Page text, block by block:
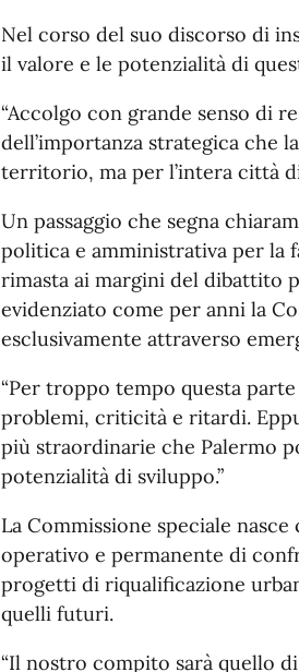
Nel corso del suo discorso di
il valore e le potenzialità di
“Accolgo con grande senso di
dell’importanza strategica che
territorio, ma per l’intera città di
Un passaggio che segna
politica e amministrativa per la
rimasta ai margini del dibattito
evidenziato come per anni la
esclusivamente attraverso
“Per troppo tempo questa
problemi, criticità e ritardi.
più straordinarie che Palermo
potenzialità di sviluppo.”
La Commissione speciale
operativo e permanente di
progetti di riqualificazione
quelli futuri.
“Il nostro compito sarà quello